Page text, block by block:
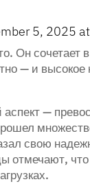
5, 2025
Он сочетает
— и высокое
—
свою
отмечают,